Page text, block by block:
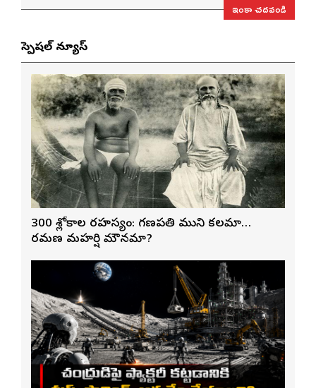
ఇంకా చదవండి
స్పెషల్ న్యూస్
300 శ్లోకాల రహస్యం: గణపతి ముని కలమా…
రమణ మహర్షి మౌనమా?